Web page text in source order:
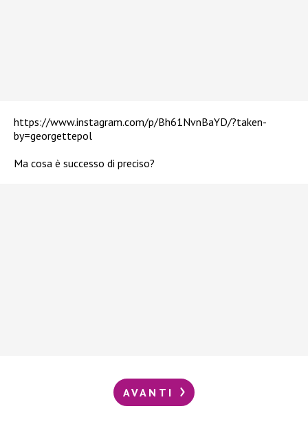
https://www.instagram.com/p/Bh61NvnBaYD/?taken-
by=georgettepol
Ma cosa è successo di preciso?
AVANTI